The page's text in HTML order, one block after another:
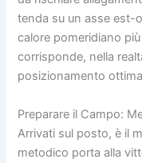
tenda su un asse est-
calore pomeridiano
corrisponde, nella
posizionamento
Preparare il Campo:
Arrivati sul posto, è il
metodico porta alla